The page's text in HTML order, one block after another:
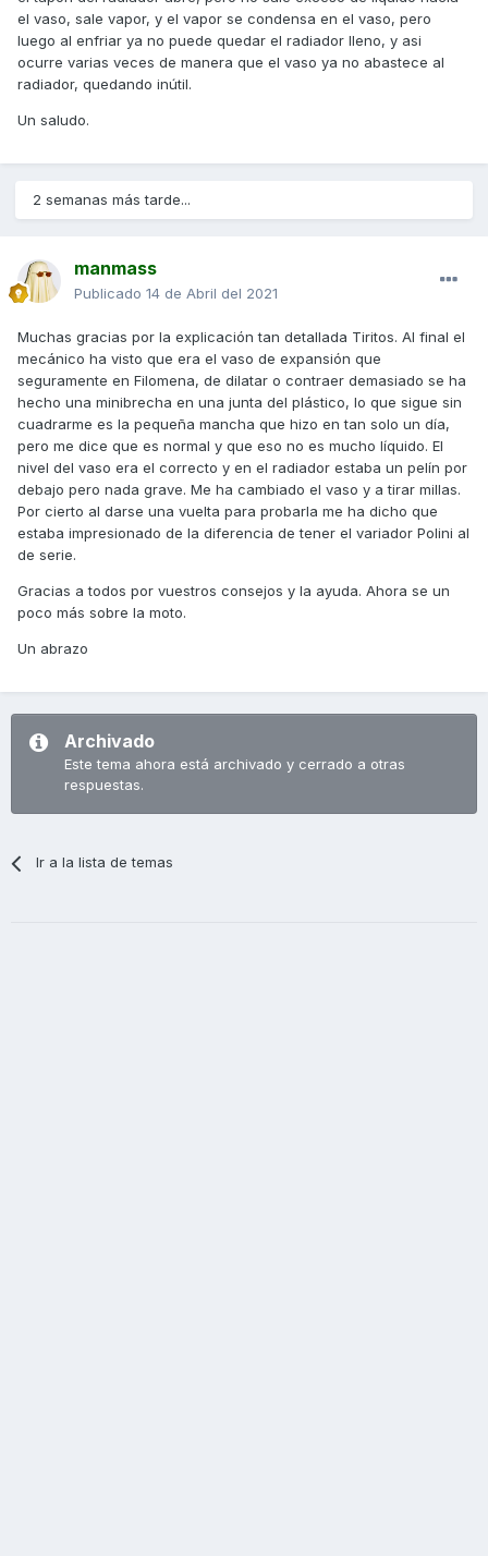
el vaso, sale vapor, y el vapor se condensa en el vaso, pero
luego al enfriar ya no puede quedar el radiador lleno, y asi
ocurre varias veces de manera que el vaso ya no abastece al
radiador, quedando inútil.
Un saludo.
2 semanas más tarde...
manmass
Publicado 14 de Abril del 2021
Muchas gracias por la explicación tan detallada Tiritos. Al final el
mecánico ha visto que era el vaso de expansión que
seguramente en Filomena, de dilatar o contraer demasiado se ha
hecho una minibrecha en una junta del plástico, lo que sigue sin
cuadrarme es la pequeña mancha que hizo en tan solo un día,
pero me dice que es normal y que eso no es mucho líquido. El
nivel del vaso era el correcto y en el radiador estaba un pelín por
debajo pero nada grave. Me ha cambiado el vaso y a tirar millas.
Por cierto al darse una vuelta para probarla me ha dicho que
estaba impresionado de la diferencia de tener el variador Polini al
de serie.
Gracias a todos por vuestros consejos y la ayuda. Ahora se un
poco más sobre la moto.
Un abrazo
Archivado
Este tema ahora está archivado y cerrado a otras
respuestas.
Ir a la lista de temas